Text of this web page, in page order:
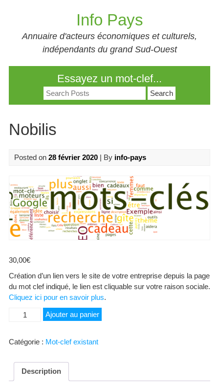
Info Pays
Annuaire d'acteurs économiques et culturels,
indépendants du grand Sud-Ouest
Essayez un mot-clef...
Search
for:
Nobilis
Posted on 28 février 2020| By info-pays
30,00€
Création d’un lien vers le site de votre entreprise depuis la page
du mot clef indiqué, le lien est cliquable sur votre raison sociale.
Cliquez ici pour en savoir plus.
quantité
Ajouter au panier
Catégorie : Mot-clef existant
Description